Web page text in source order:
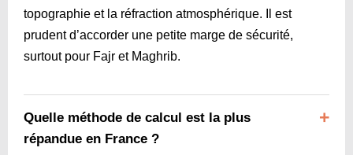
topographie et la réfraction atmosphérique. Il est
prudent d’accorder une petite marge de sécurité,
surtout pour Fajr et Maghrib.
Quelle méthode de calcul est la plus
répandue en France ?